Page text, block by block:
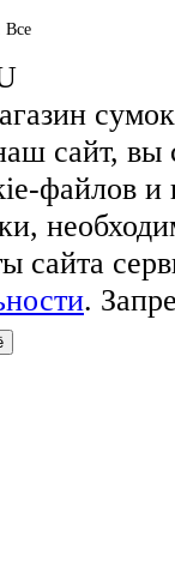
Все
сайт, вы
файлов и
сайта
.